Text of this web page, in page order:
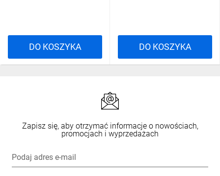
DO KOSZYKA DO KOSZYKA
Zapisz się, aby otrzymać informacje o nowościach,
promocjach i wyprzedażach
Podaj adres e-mail